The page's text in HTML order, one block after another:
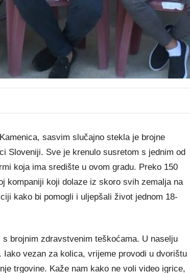
sasvim slučajno stekla je brojne
Sloveniji. Sve je krenulo susretom s jednim od
koja ima središte u ovom gradu. Preko 150
kompaniji koji dolaze iz skoro svih zemalja na
kako bi pomogli i uljepšali život jednom 18-
brojnim zdravstvenim teškoćama. U naselju
vezan za kolica, vrijeme provodi u dvorištu
trgovine. Kaže nam kako ne voli video igrice,